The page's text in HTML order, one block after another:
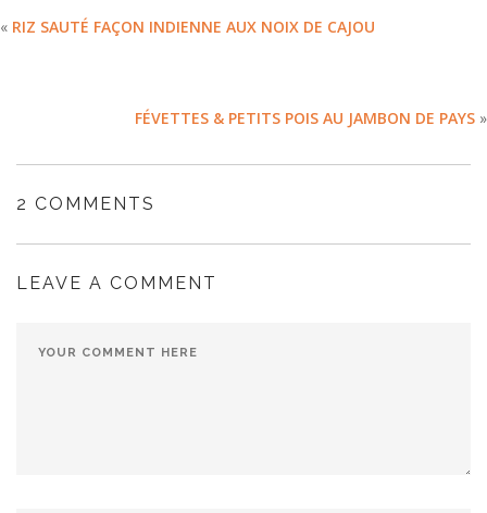
« RIZ SAUTÉ FAÇON INDIENNE AUX NOIX DE CAJOU
FÉVETTES & PETITS POIS AU JAMBON DE PAYS »
2 COMMENTS
LEAVE A COMMENT